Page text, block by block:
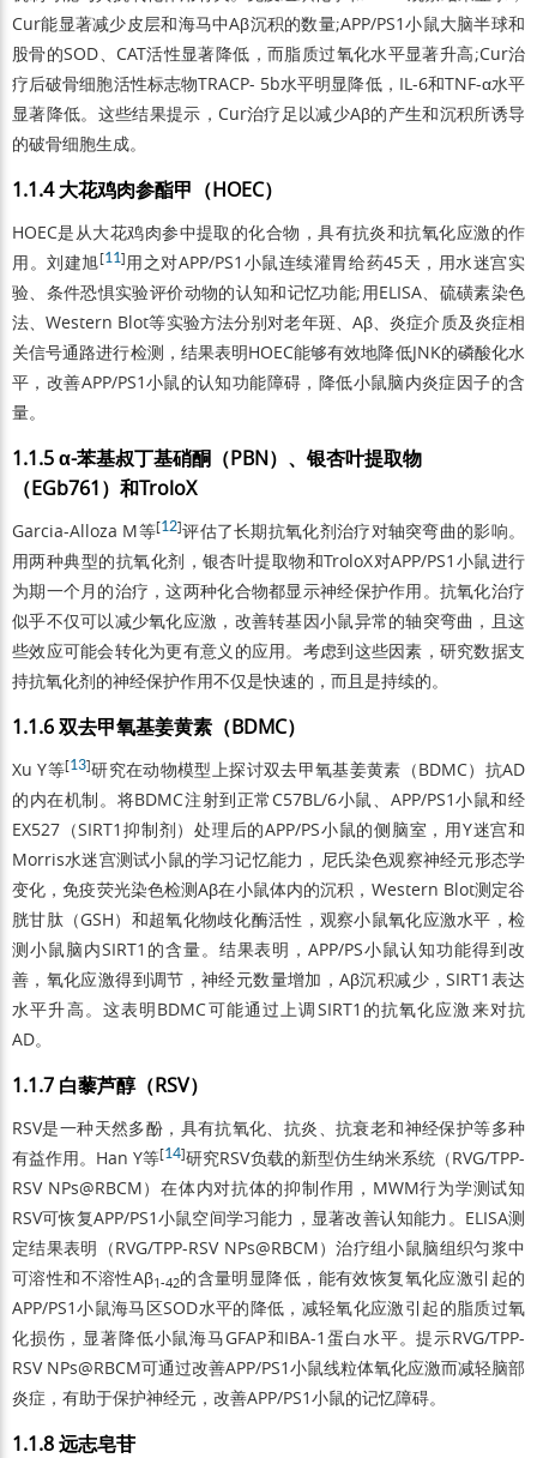
Cur能显著减少皮层和海马中Aβ沉积的数量;APP/PS1小鼠大脑半球和
股骨的SOD、CAT活性显著降低，而脂质过氧化水平显著升高;Cur治
疗后破骨细胞活性标志物TRACP- 5b水平明显降低，IL-6和TNF-α水平
显著降低。这些结果提示，Cur治疗足以减少Aβ的产生和沉积所诱导
的破骨细胞生成。
1.1.4 大花鸡肉参酯甲（HOEC）
HOEC是从大花鸡肉参中提取的化合物，具有抗炎和抗氧化应激的作
用。刘建旭[11]用之对APP/PS1小鼠连续灌胃给药45天，用水迷宫实
验、条件恐惧实验评价动物的认知和记忆功能;用ELISA、硫磺素染色
法、Western Blot等实验方法分别对老年斑、Aβ、炎症介质及炎症相
关信号通路进行检测，结果表明HOEC能够有效地降低JNK的磷酸化水
平，改善APP/PS1小鼠的认知功能障碍，降低小鼠脑内炎症因子的含
量。
1.1.5 α-苯基叔丁基硝酮（PBN）、银杏叶提取物
（EGb761）和TroloX
Garcia-Alloza M等[12]评估了长期抗氧化剂治疗对轴突弯曲的影响。
用两种典型的抗氧化剂，银杏叶提取物和TroloX对APP/PS1小鼠进行
为期一个月的治疗，这两种化合物都显示神经保护作用。抗氧化治疗
似乎不仅可以减少氧化应激，改善转基因小鼠异常的轴突弯曲，且这
些效应可能会转化为更有意义的应用。考虑到这些因素，研究数据支
持抗氧化剂的神经保护作用不仅是快速的，而且是持续的。
1.1.6 双去甲氧基姜黄素（BDMC）
Xu Y等[13]研究在动物模型上探讨双去甲氧基姜黄素（BDMC）抗AD
的内在机制。将BDMC注射到正常C57BL/6小鼠、APP/PS1小鼠和经
EX527（SIRT1抑制剂）处理后的APP/PS小鼠的侧脑室，用Y迷宫和
Morris水迷宫测试小鼠的学习记忆能力，尼氏染色观察神经元形态学
变化，免疫荧光染色检测Aβ在小鼠体内的沉积，Western Blot测定谷
胱甘肽（GSH）和超氧化物歧化酶活性，观察小鼠氧化应激水平，检
测小鼠脑内SIRT1的含量。结果表明，APP/PS小鼠认知功能得到改
善，氧化应激得到调节，神经元数量增加，Aβ沉积减少，SIRT1表达
水平升高。这表明BDMC可能通过上调SIRT1的抗氧化应激来对抗
AD。
1.1.7 白藜芦醇（RSV）
RSV是一种天然多酚，具有抗氧化、抗炎、抗衰老和神经保护等多种
有益作用。Han Y等[14]研究RSV负载的新型仿生纳米系统（RVG/TPP-
RSV NPs@RBCM）在体内对抗体的抑制作用，MWM行为学测试知
RSV可恢复APP/PS1小鼠空间学习能力，显著改善认知能力。ELISA测
定结果表明（RVG/TPP-RSV NPs@RBCM）治疗组小鼠脑组织匀浆中
可溶性和不溶性Aβ1-42的含量明显降低，能有效恢复氧化应激引起的
APP/PS1小鼠海马区SOD水平的降低，减轻氧化应激引起的脂质过氧
化损伤，显著降低小鼠海马GFAP和IBA-1蛋白水平。提示RVG/TPP-
RSV NPs@RBCM可通过改善APP/PS1小鼠线粒体氧化应激而减轻脑部
炎症，有助于保护神经元，改善APP/PS1小鼠的记忆障碍。
1.1.8 远志皂苷